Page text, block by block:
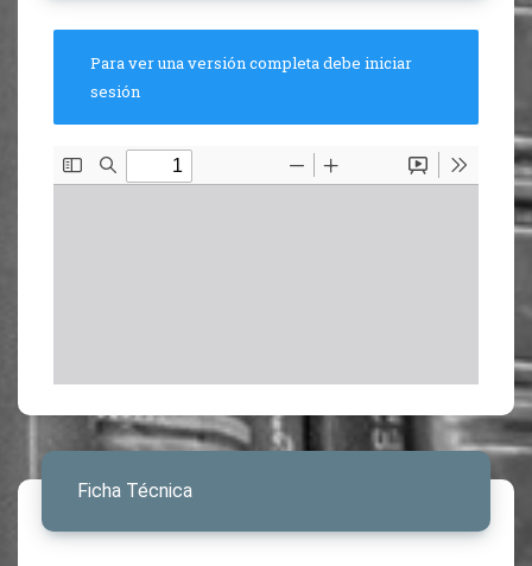
Para ver una versión completa debe iniciar
sesión
Ficha Técnica